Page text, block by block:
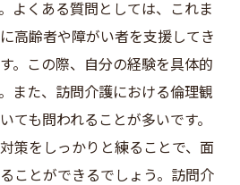
よくある質問としては、これま
高齢者や障がい者を支援してき
。この際、自分の経験を具体的
また、訪問介護における倫理観
ても問われることが多いです。
策をしっかりと練ることで、面
ことができるでしょう。訪問介